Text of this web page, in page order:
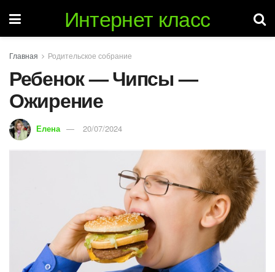
Интернет класс
Главная Родительское собрание
Ребенок — Чипсы —
Ожирение
Елена 20/07/2024